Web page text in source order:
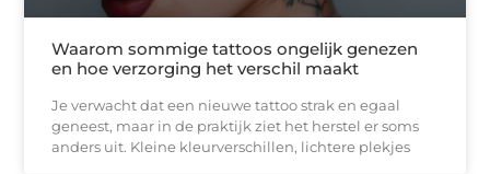
Waarom sommige tattoos ongelijk genezen
en hoe verzorging het verschil maakt
Je verwacht dat een nieuwe tattoo strak en egaal
geneest, maar in de praktijk ziet het herstel er soms
anders uit. Kleine kleurverschillen, lichtere plekjes